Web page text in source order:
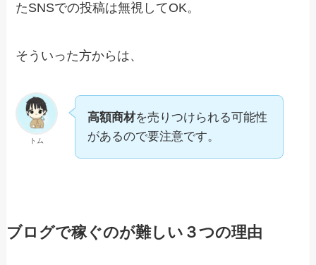
たSNSでの投稿は無視してOK。
そういった方からは、
トム
高額商材を売りつけられる可能性
があるので要注意です。
ブログで稼ぐのが難しい３つの理由